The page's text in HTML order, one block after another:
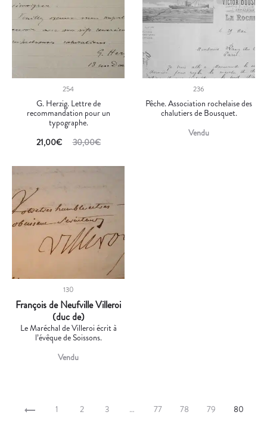
254
G. Herzig. Lettre de
recommandation pour un
typographe.
30,00€
21,00€
236
Pêche. Association rochelaise des
chalutiers de Bousquet.
Vendu
130
François de Neufville Villeroi
(duc de)
Le Maréchal de Villeroi écrit à
l’évêque de Soissons.
Vendu
1 2 3 … 77 78 79 80